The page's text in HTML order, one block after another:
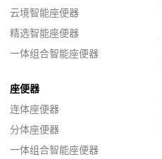
云境智能座便器
精选智能座便器
一体组合智能座便器
座便器
连体座便器
分体座便器
一体组合智能座便器